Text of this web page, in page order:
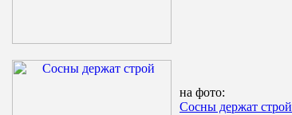
на фото:
Сосны держат строй